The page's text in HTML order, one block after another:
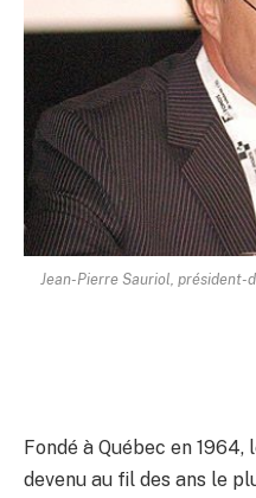
Jean-Pierre Sauriol, président-
Fondé à Québec en
devenu au fil des ans le